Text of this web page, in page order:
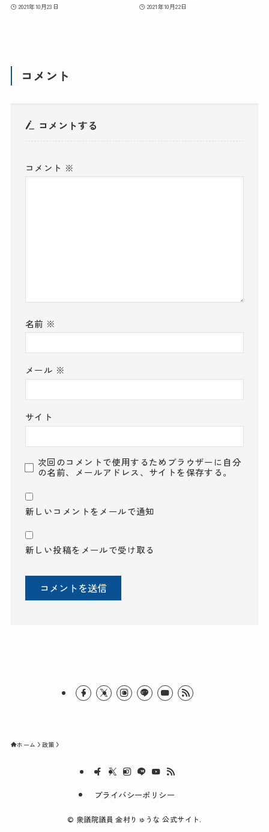
2021年10月23日 2021年10月22日
コメント
コメントする
コメント ※
名前 ※
メール ※
サイト
次回のコメントで使用するためブラウザーに自分
の名前、メールアドレス、サイトを保存する。
新しいコメントをメールで通知
新しい投稿をメールで受け取る
ホーム 政策
プライバシーポリシー
© 衆議院議員 金村りゅうな 公式サイト.